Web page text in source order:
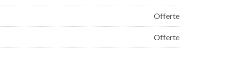
Offerte
Offerte